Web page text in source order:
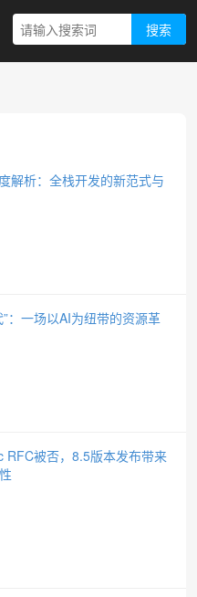
搜索
解析：全栈开发的新范式与
：一场以AI为纽带的资源革
RFC被否，8.5版本发布带来